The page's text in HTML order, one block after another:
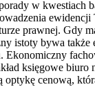
w kwestiach
prawnej. Gdy
istoty bywa
księgowe
cenową,